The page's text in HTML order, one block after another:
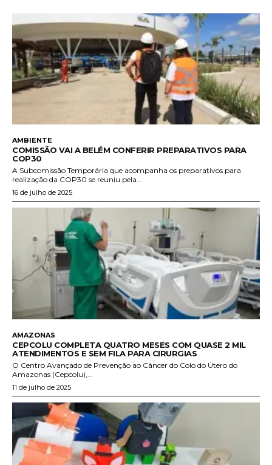
AMBIENTE
COMISSÃO VAI A BELÉM CONFERIR PREPARATIVOS PARA
COP30
A Subcomissão Temporária que acompanha os preparativos para
realização da COP30 se reuniu pela...
16 de julho de 2025
AMAZONAS
CEPCOLU COMPLETA QUATRO MESES COM QUASE 2 MIL
ATENDIMENTOS E SEM FILA PARA CIRURGIAS
O Centro Avançado de Prevenção ao Câncer do Colo do Útero do
Amazonas (Cepcolu),...
11 de julho de 2025